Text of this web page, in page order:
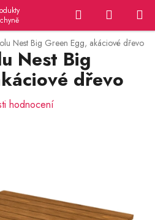
Hledat
KOŠÍK
Nest Big Green Egg, akáciové dřevo
Nest Big
dřevo
hodnocení